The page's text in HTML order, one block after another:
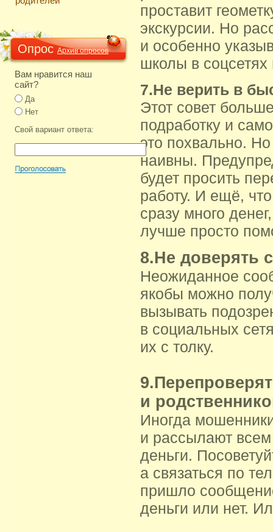
проставит
экскурсии. Но
и особенно
школы в соцсетях
7.Не верить в
Этот совет
подработку и
это похвально.
наивны.
будет просить
работу. И ещё,
сразу много
лучше просто
8.Не доверять
Неожиданное
якобы можно
вызывать
в социальных
их с толку.
и
Иногда
и рассылают
деньги.
а связаться по
пришло
деньги или нет.
ОпросАрхив опросов
Вам нравится наш
сайт?
Да
Нет
Свой вариант ответа: